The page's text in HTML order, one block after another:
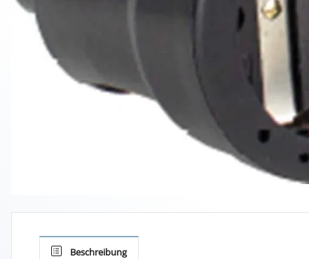
Beschreibung